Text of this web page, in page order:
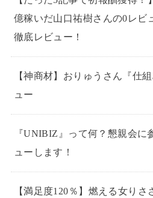
億稼いだ山口祐樹さんの0レビ
徹底レビュー！
【神商材】おりゅうさん『仕
ュー
『UNIBIZ』って何？懇親会に
ューします！
【満足度120％】燃える女り